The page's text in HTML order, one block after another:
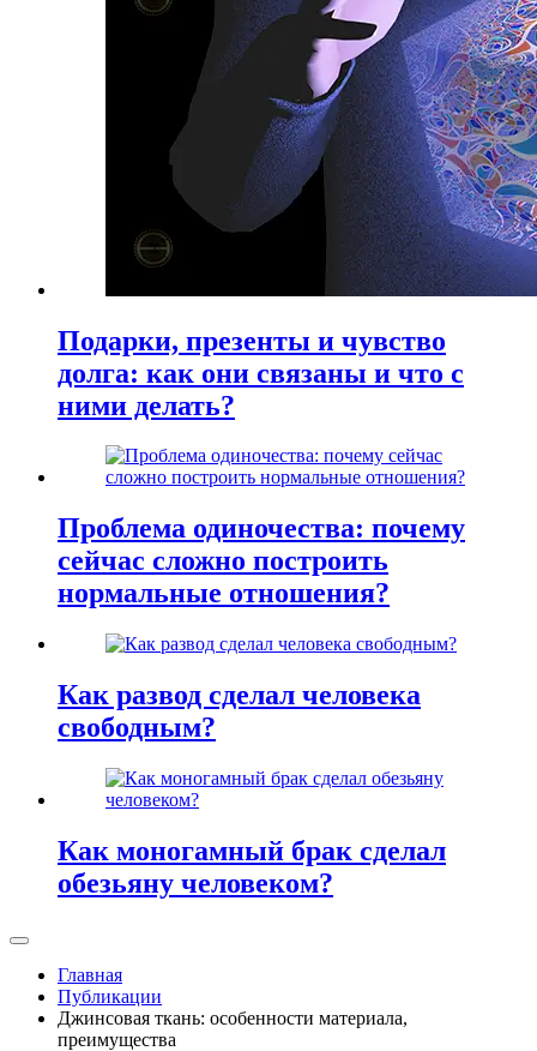
Подарки, презенты и чувство
долга: как они связаны и что с
ними делать?
Проблема одиночества: почему
сейчас сложно построить
нормальные отношения?
Как развод сделал человека
свободным?
Как моногамный брак сделал
обезьяну человеком?
Главная
Публикации
Джинсовая ткань: особенности материала,
преимущества